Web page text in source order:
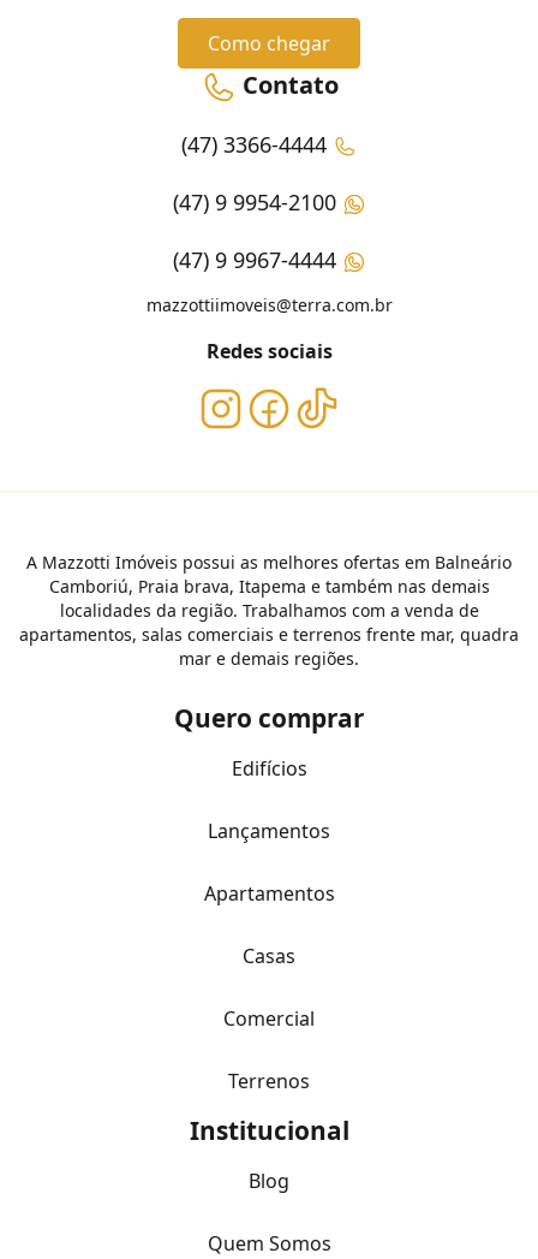
Como chegar
Contato
(47) 3366-4444
(47) 9 9954-2100
(47) 9 9967-4444
mazzottiimoveis@terra.com.br
Redes sociais
A Mazzotti Imóveis possui as melhores ofertas em Balneário
Camboriú, Praia brava, Itapema e também nas demais
localidades da região. Trabalhamos com a venda de
apartamentos, salas comerciais e terrenos frente mar, quadra
mar e demais regiões.
Quero comprar
Edifícios
Lançamentos
Apartamentos
Casas
Comercial
Terrenos
Institucional
Blog
Quem Somos